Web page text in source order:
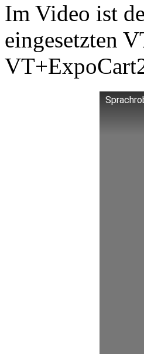
Im Video ist
eingesetzten